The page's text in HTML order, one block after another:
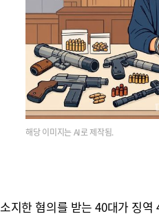
해당 이미지는 AI로 제작됨.
지한 혐의를 받는 40대가 징역